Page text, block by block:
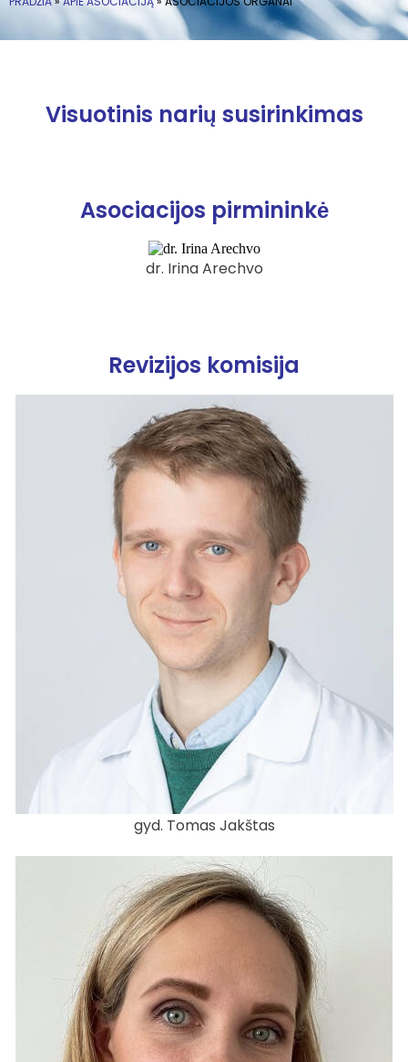
Visuotinis narių susirinkimas
Asociacijos pirmininkė
dr. Irina Arechvo
Revizijos komisija
gyd. Tomas Jakštas